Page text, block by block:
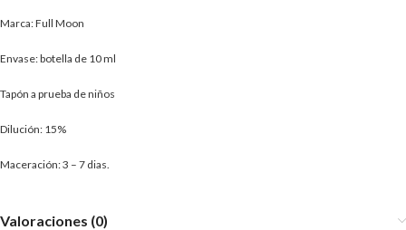
Marca: Full Moon
Envase: botella de 10 ml
Tapón a prueba de niños
Dilución: 15%
Maceración: 3 – 7 dias.
Valoraciones (0)